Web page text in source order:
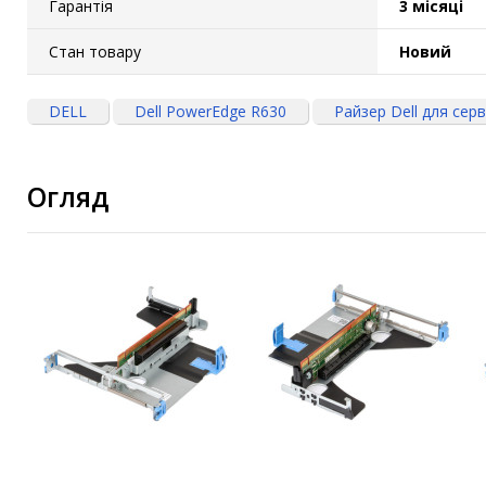
Гарантія 3 місяці
Стан товару Новий
DELL Dell PowerEdge R630 Райзер Dell для
Огляд